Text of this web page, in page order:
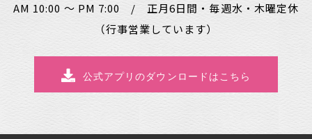
AM 10:00 ～ PM 7:00 / 正月6日間・毎週水・木曜定休
（行事営業しています）
公式アプリのダウンロードはこちら